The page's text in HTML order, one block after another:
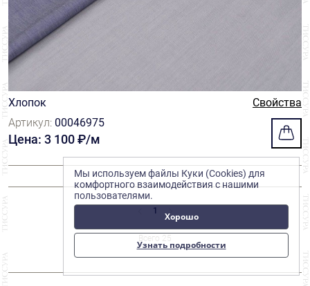
Хлопок
Свойства
Артикул: 00046975
Цена: 3 100 ₽/м
1
Всего 25
Мы используем файлы Куки (Cookies) для
комфортного взаимодействия с нашими
пользователями.
Хорошо
Узнать подробности